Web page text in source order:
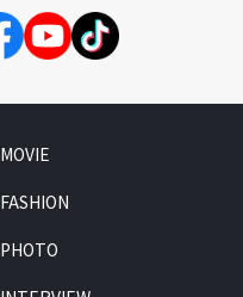
MOVIE
FASHION
PHOTO